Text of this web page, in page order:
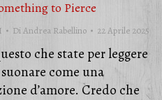
to Pierce
DiAndrea Rabellino 22 Aprile 2025
che state per leggere
come una
d’amore. Credo che